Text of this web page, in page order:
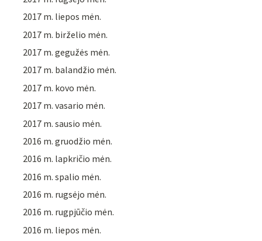
2017 m. liepos mėn.
2017 m. birželio mėn.
2017 m. gegužės mėn.
2017 m. balandžio mėn.
2017 m. kovo mėn.
2017 m. vasario mėn.
2017 m. sausio mėn.
2016 m. gruodžio mėn.
2016 m. lapkričio mėn.
2016 m. spalio mėn.
2016 m. rugsėjo mėn.
2016 m. rugpjūčio mėn.
2016 m. liepos mėn.